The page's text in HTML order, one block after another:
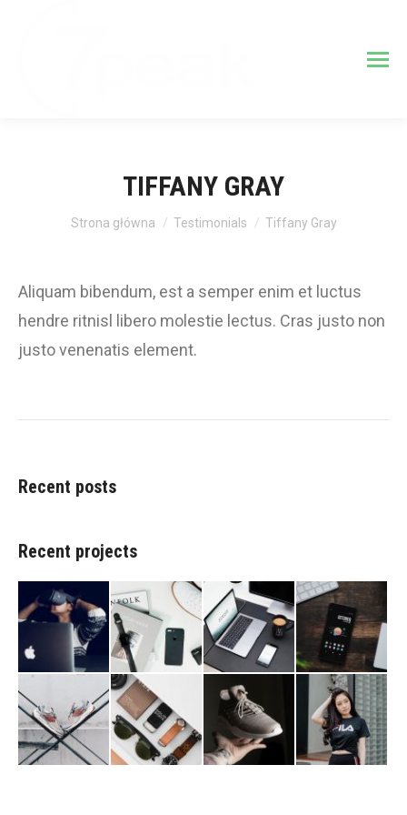
TIFFANY GRAY
Jesteś tutaj:
Strona główna Testimonials Tiffany Gray
Aliquam bibendum, est a semper enim et luctus
hendre ritnisl libero molestie lectus. Cras justo non
justo venenatis element.
Recent posts
Recent projects